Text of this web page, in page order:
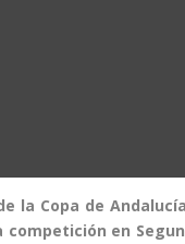
la Copa de
en